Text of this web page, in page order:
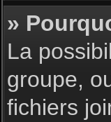
»
La
groupe,
fichiers